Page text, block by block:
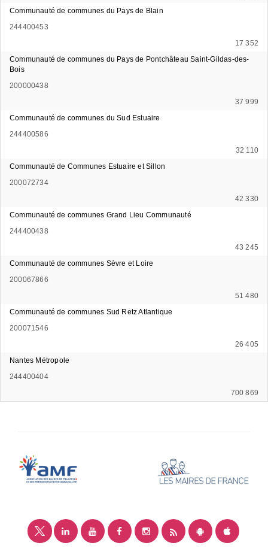
Communauté de communes du Pays de Blain
244400453
17 352
Communauté de communes du Pays de Pontchâteau Saint-Gildas-des-
Bois
200000438
37 999
Communauté de communes du Sud Estuaire
244400586
32 110
Communauté de Communes Estuaire et Sillon
200072734
42 330
Communauté de communes Grand Lieu Communauté
244400438
43 245
Communauté de communes Sèvre et Loire
200067866
51 480
Communauté de communes Sud Retz Atlantique
200071546
26 405
Nantes Métropole
244400404
700 869